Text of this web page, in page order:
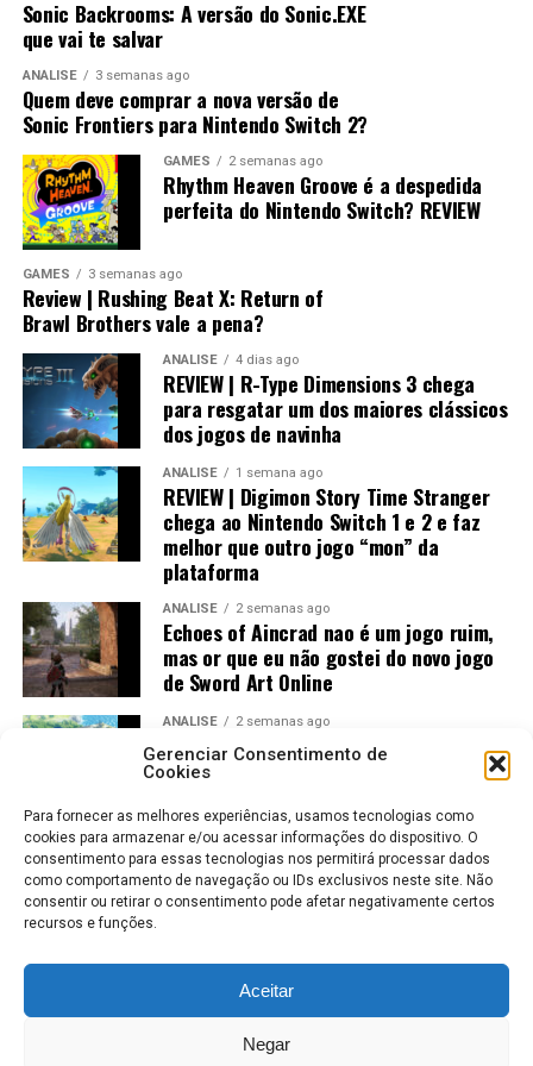
Gerenciar Consentimento de
Cookies
Para fornecer as melhores experiências, usamos tecnologias como
cookies para armazenar e/ou acessar informações do dispositivo. O
consentimento para essas tecnologias nos permitirá processar dados
como comportamento de navegação ou IDs exclusivos neste site. Não
consentir ou retirar o consentimento pode afetar negativamente certos
recursos e funções.
Aceitar
Negar
Sonic Backrooms: A versão do Sonic.EXE
que vai te salvar
ANÁLISE 3 semanas ago
Quem deve comprar a nova versão de
Sonic Frontiers para Nintendo Switch 2?
GAMES 2 semanas ago
Rhythm Heaven Groove é a despedida
perfeita do Nintendo Switch? REVIEW
GAMES 3 semanas ago
Review | Rushing Beat X: Return of
Brawl Brothers vale a pena?
ANÁLISE 4 dias ago
REVIEW | R-Type Dimensions 3 chega
para resgatar um dos maiores clássicos
dos jogos de navinha
ANÁLISE 1 semana ago
REVIEW | Digimon Story Time Stranger
chega ao Nintendo Switch 1 e 2 e faz
melhor que outro jogo “mon” da
plataforma
ANÁLISE 2 semanas ago
Echoes of Aincrad nao é um jogo ruim,
mas or que eu não gostei do novo jogo
de Sword Art Online
ANÁLISE 2 semanas ago
Jogos Amados e Odiados do Sonic: Os
Maiores Acertos e Erros da SEGA
ROBERTO KARLOS COLABORADORES
POLÍTICA DE PRIVACIDADE
TERMOS DE USO